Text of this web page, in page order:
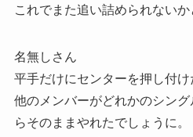
これでまた追い詰められないか
名無しさん
平手だけにセンターを押し付
他のメンバーがどれかのシン
らそのままやれたでしょうに。